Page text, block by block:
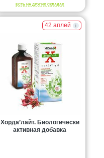
ЕСТЬ НА ДРУГИХ СКЛАДАХ
42 аплей
Хорда’лайт. Биологически
активная добавка